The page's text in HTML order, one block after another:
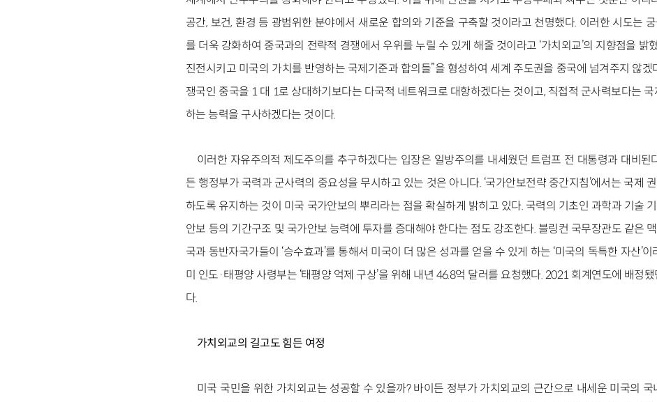
공간, 보건, 환경 등 광범위한 분야에서 새로운 합의와 기준을 구축할 것이라고 천명했다. 이러한 시도는
를 더욱 강화하여 중국과의 전략적 경쟁에서 우위를 누릴 수 있게 해줄 것이라고 ‘가치외교’의 지향점을 밝
진전시키고 미국의 가치를 반영하는 국제기준과 합의들”을 형성하여 세계 주도권을 중국에 넘겨주지 않겠
쟁국인 중국을 1 대 1로 상대하기보다는 다국적 네트워크로 대항하겠다는 것이고, 직접적 군사력보다는
하는 능력을 구사하겠다는 것이다.
이러한 자유주의적 제도주의를 추구하겠다는 입장은 일방주의를 내세웠던 트럼프 전 대통령과 대비된
든 행정부가 국력과 군사력의 중요성을 무시하고 있는 것은 아니다. ‘국가안보전략 중간지침’에서는 국제
하도록 유지하는 것이 미국 국가안보의 뿌리라는 점을 확실하게 밝히고 있다. 국력의 기초인 과학과 기술
안보 등의 기간구조 및 국가안보 능력에 투자를 증대해야 한다는 점도 강조한다. 블링컨 국무장관도 같은
국과 동반자국가들이 ‘승수효과’를 통해서 미국이 더 많은 성과를 얻을 수 있게 하는 ‘미국의 독특한 자산’이
미 인도·태평양 사령부는 ‘태평양 억제 구상’을 위해 내년 46.8억 달러를 요청했다. 2021 회계연도에 배정
다.
가치외교의 길고도 힘든 여정
미국 국민을 위한 가치외교는 성공할 수 있을까? 바이든 정부가 가치외교의 근간으로 내세운 미국의